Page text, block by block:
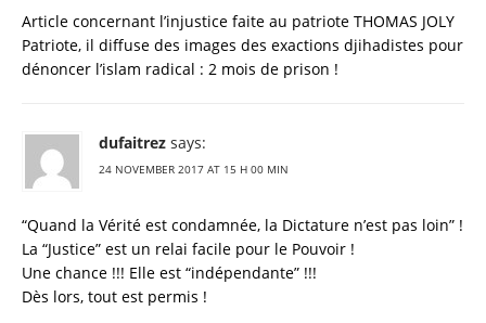
Article concernant l’injustice faite au patriote THOMAS JOLY
Patriote, il diffuse des images des exactions djihadistes pour
dénoncer l’islam radical : 2 mois de prison !
dufaitrez says:
24 NOVEMBER 2017 AT 15 H 00 MIN
“Quand la Vérité est condamnée, la Dictature n’est pas loin” !
La “Justice” est un relai facile pour le Pouvoir !
Une chance !!! Elle est “indépendante” !!!
Dès lors, tout est permis !